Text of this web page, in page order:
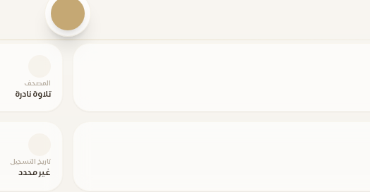
المصحف
تلاوة نادرة
تاريخ التسجيل
غير محدد